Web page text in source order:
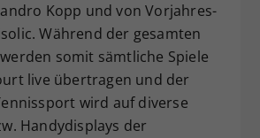
Kopp und von Vorjahres-
Während der gesamten
somit sämtliche Spiele
live übertragen und der
wird auf diverse
Handydisplays der